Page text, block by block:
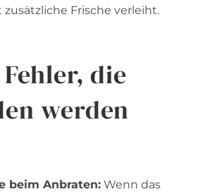
Frische verleiht.
die
werden
beim Anbraten: Wenn das